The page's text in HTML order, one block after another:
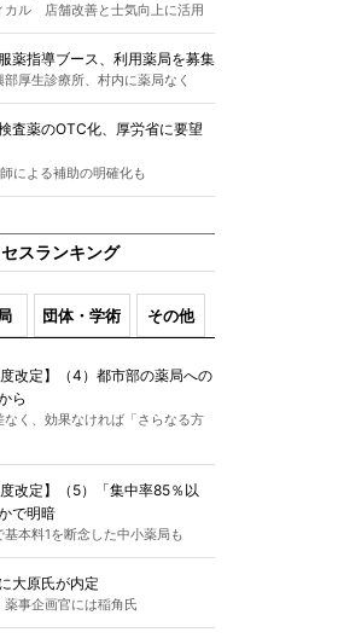
カル 店舗改善と士気向上に活用
薬指導ブース、利用薬局を募集
厚生診療所、村内に薬局なく
査薬のOTC化、厚労省に要望
による補助の明確化も
スランキング
団体・学術 その他
度改定】（4）都市部の薬局への
ら
なく、効果なければ「さらなる方
度改定】（5）「集中率85％以
で明暗
本料1を断念した中小薬局も
大原氏が内定
薬事企画官には稲角氏